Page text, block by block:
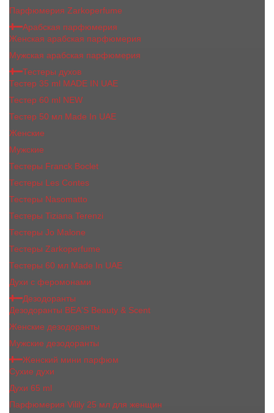
Парфюмерия Zarkoperfume
Арабская парфюмерия
Женская арабская парфюмерия
Мужская арабская парфюмерия
Тестеры духов
Тестер 35 ml MADE IN UAE
Тестер 60 ml NEW
Тестер 50 мл Made In UAE
Женские
Мужские
Тестеры Franck Boclet
Тестеры Les Contes
Тестеры Nasomatto
Тестеры Tiziana Terenzi
Тестеры Jо Malоnе
Тестеры Zarkoperfume
Тестеры 60 мл Made In UAE
Духи с феромонами
Дезодоранты
Дезодоранты BEA'S Beauty & Scent
Женские дезодоранты
Мужские дезодоранты
Женский мини парфюм
Сухие духи
Духи 65 ml
Парфюмерия Vilily 25 мл для женщин